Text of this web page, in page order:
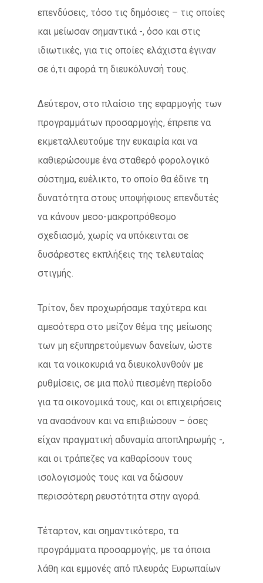
επενδύσεις, τόσο τις δημόσιες – τις οποίες
και μείωσαν σημαντικά -, όσο και στις
ιδιωτικές, για τις οποίες ελάχιστα έγιναν
σε ό,τι αφορά τη διευκόλυνσή τους.
Δεύτερον, στο πλαίσιο της εφαρμογής των
προγραμμάτων προσαρμογής, έπρεπε να
εκμεταλλευτούμε την ευκαιρία και να
καθιερώσουμε ένα σταθερό φορολογικό
σύστημα, ευέλικτο, το οποίο θα έδινε τη
δυνατότητα στους υποψήφιους επενδυτές
να κάνουν μεσο-μακροπρόθεσμο
σχεδιασμό, χωρίς να υπόκεινται σε
δυσάρεστες εκπλήξεις της τελευταίας
στιγμής.
Τρίτον, δεν προχωρήσαμε ταχύτερα και
αμεσότερα στο μείζον θέμα της μείωσης
των μη εξυπηρετούμενων δανείων, ώστε
και τα νοικοκυριά να διευκολυνθούν με
ρυθμίσεις, σε μια πολύ πιεσμένη περίοδο
για τα οικονομικά τους, και οι επιχειρήσεις
να ανασάνουν και να επιβιώσουν – όσες
είχαν πραγματική αδυναμία αποπληρωμής -,
και οι τράπεζες να καθαρίσουν τους
ισολογισμούς τους και να δώσουν
περισσότερη ρευστότητα στην αγορά.
Τέταρτον, και σημαντικότερο, τα
προγράμματα προσαρμογής, με τα όποια
λάθη και εμμονές από πλευράς Ευρωπαίων